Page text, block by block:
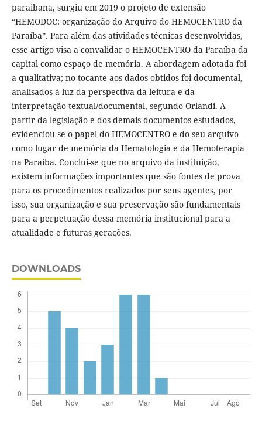
paraibana, surgiu em 2019 o projeto de extensão
“HEMODOC: organização do Arquivo do HEMOCENTRO da
Paraíba”. Para além das atividades técnicas desenvolvidas,
esse artigo visa a convalidar o HEMOCENTRO da Paraíba da
capital como espaço de memória. A abordagem adotada foi
a qualitativa; no tocante aos dados obtidos foi documental,
analisados à luz da perspectiva da leitura e da
interpretação textual/documental, segundo Orlandi. A
partir da legislação e dos demais documentos estudados,
evidenciou-se o papel do HEMOCENTRO e do seu arquivo
como lugar de memória da Hematologia e da Hemoterapia
na Paraíba. Conclui-se que no arquivo da instituição,
existem informações importantes que são fontes de prova
para os procedimentos realizados por seus agentes, por
isso, sua organização e sua preservação são fundamentais
para a perpetuação dessa memória institucional para a
atualidade e futuras gerações.
DOWNLOADS